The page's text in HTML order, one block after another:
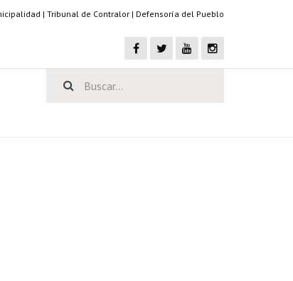
| Tribunal de Contralor | Defensoría del Pueblo